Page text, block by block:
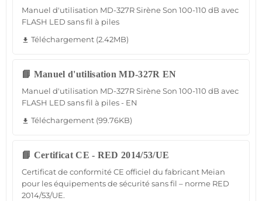
Manuel d'utilisation MD-327R Sirène Son 100-110 dB avec
FLASH LED sans fil à piles
file_download Téléchargement (2.42MB)
📘 Manuel d'utilisation MD-327R EN
Manuel d'utilisation MD-327R Sirène Son 100-110 dB avec
FLASH LED sans fil à piles - EN
file_download Téléchargement (99.76KB)
📘 Certificat CE - RED 2014/53/UE
Certificat de conformité CE officiel du fabricant Meian
pour les équipements de sécurité sans fil – norme RED
2014/53/UE.